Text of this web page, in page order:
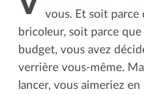
vous. Et soit parce
bricoleur, soit parce
budget, vous avez
verrière vous-même.
lancer, vous aimeriez